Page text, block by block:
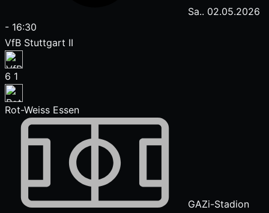
Sa.. 02.05.2026
- 16:30
VfB Stuttgart II
6 1
Rot-Weiss Essen
GAZi-Stadion